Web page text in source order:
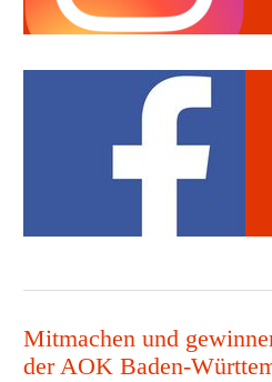
Mitmachen und
der AOK Baden-